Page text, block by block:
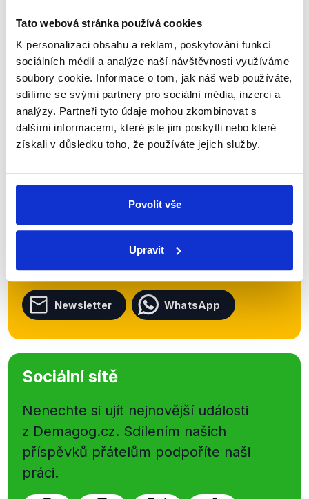
Tato webová stránka používá cookies
K personalizaci obsahu a reklam, poskytování funkcí
sociálních médií a analýze naší návštěvnosti využíváme
soubory cookie. Informace o tom, jak náš web používáte,
sdílíme se svými partnery pro sociální média, inzerci a
analýzy. Partneři tyto údaje mohou zkombinovat s
dalšími informacemi, které jste jim poskytli nebo které
získali v důsledku toho, že používáte jejich služby.
Povolit vše
Upravit
Číst dál
Zůstaňme v kontaktu
Přihlaste se k odběru našeho
kanálu, kde pravidelně přinášíme
shrnutí nejzajímavějších článků a analýz.
Začněte nás odebírat, a mějte tak
přehled o tom, jaké dezinformace a
Newsletter WhatsApp
Sociální sítě
Nenechte si ujít nejnovější události
z Demagog.cz. Sdílením našich
příspěvků přátelům podpoříte naši
práci.